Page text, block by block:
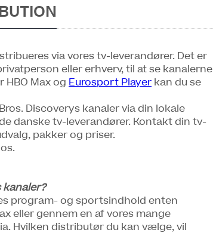
via vores tv-leverandører. Det er
eller erhverv, til at se kanalerne
Max og Eurosport Player kan du se
Discoverys kanaler via din lokale
danske tv-leverandører. Kontakt din tv-
pakker og priser.
kanaler?
program- og sportsindhold enten
eller gennem en af vores mange
Hvilken distributør du kan vælge, vil